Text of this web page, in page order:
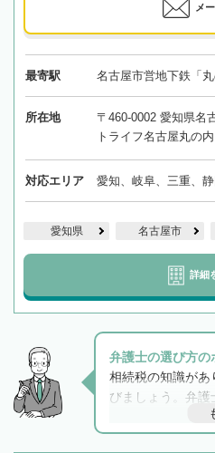
メ
最寄駅 名古屋市営地下鉄「
所在地
〒460-0002 愛知県名
トライフ名古屋丸の
対応エリア 愛知、岐阜、三重、静
愛知県 名古屋市
詳細
弁護士の選び方の
相続税の知識があ
びましょう。弁護
と他士業との連
解決のみならず相